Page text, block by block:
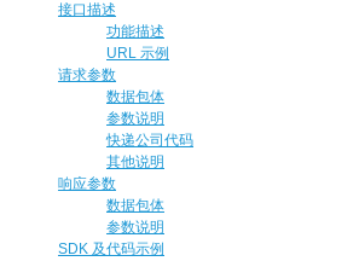
接口描述
功能描述
URL 示例
请求参数
数据包体
参数说明
快递公司代码
其他说明
响应参数
数据包体
参数说明
SDK 及代码示例